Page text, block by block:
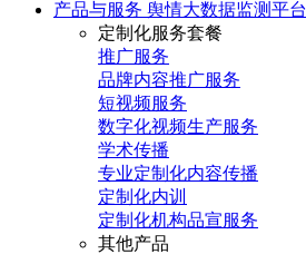
产品与服务 舆情大数据监测平台
定制化服务套餐
推广服务
品牌内容推广服务
短视频服务
数字化视频生产服务
学术传播
专业定制化内容传播
定制化内训
定制化机构品宣服务
其他产品